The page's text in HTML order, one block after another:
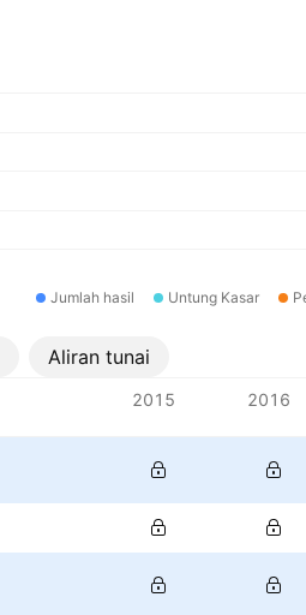
Jumlah hasil
Untung Kasar
Aliran tunai
2015 2016